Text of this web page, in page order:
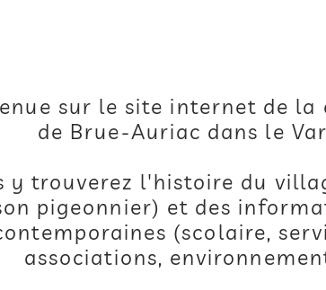
sur le site internet de la
de Brue-Auriac dans le
y trouverez l'histoire du
pigeonnier) et des
(scolaire,
associations,